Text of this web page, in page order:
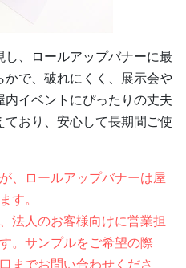
、ロールアップバナーに最
で、破れにくく、展示会や
イベントにぴったりの丈夫
おり、安心して長期間ご使
、ロールアップバナーは屋
す。
法人のお客様向けに営業担
。サンプルをご希望の際
までお問い合わせくださ